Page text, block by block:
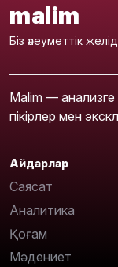
malim
Біз әлеуметтік
Malim — анализге
пікірлер мен
Айдарлар
Саясат
Аналитика
Қоғам
Мәдениет